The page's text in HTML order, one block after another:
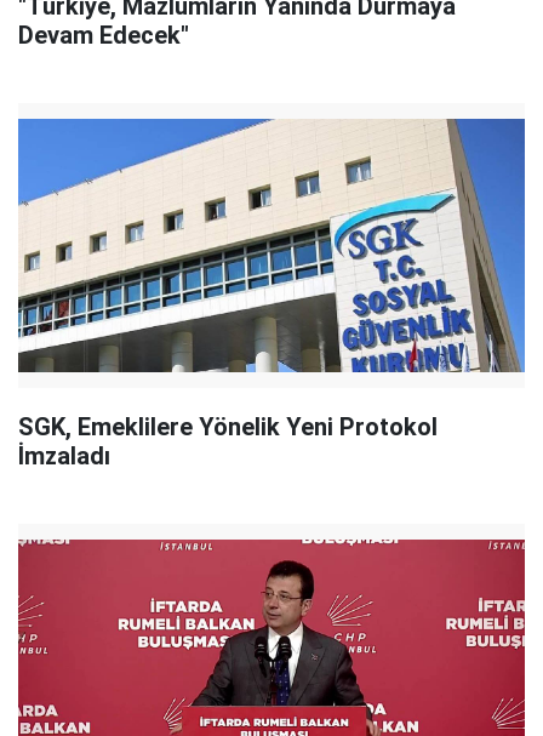
Devam Edecek"
SGK, Emeklilere Yönelik Yeni Protokol
İmzaladı